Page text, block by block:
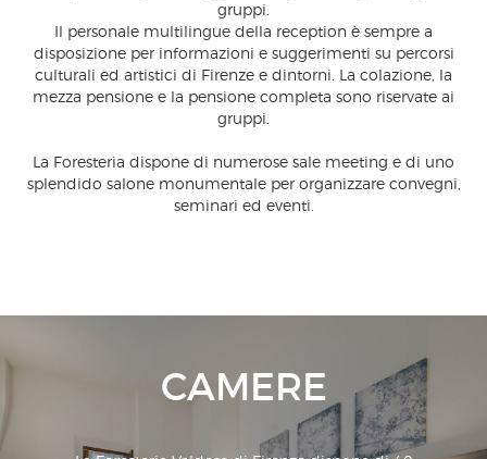
gruppi.
Il personale multilingue della reception è sempre a
disposizione per informazioni e suggerimenti su percorsi
culturali ed artistici di Firenze e dintorni. La colazione, la
mezza pensione e la pensione completa sono riservate ai
gruppi.
La Foresteria dispone di numerose sale meeting e di uno
splendido salone monumentale per organizzare convegni,
seminari ed eventi.
CAMERE